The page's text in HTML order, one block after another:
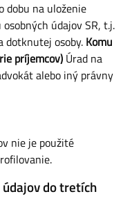
dobu na uloženie
údajov SR, t.j.
dotknutej osoby. Komu
príjemcov) Úrad na
alebo iný právny
nie je použité
údajov do tretích